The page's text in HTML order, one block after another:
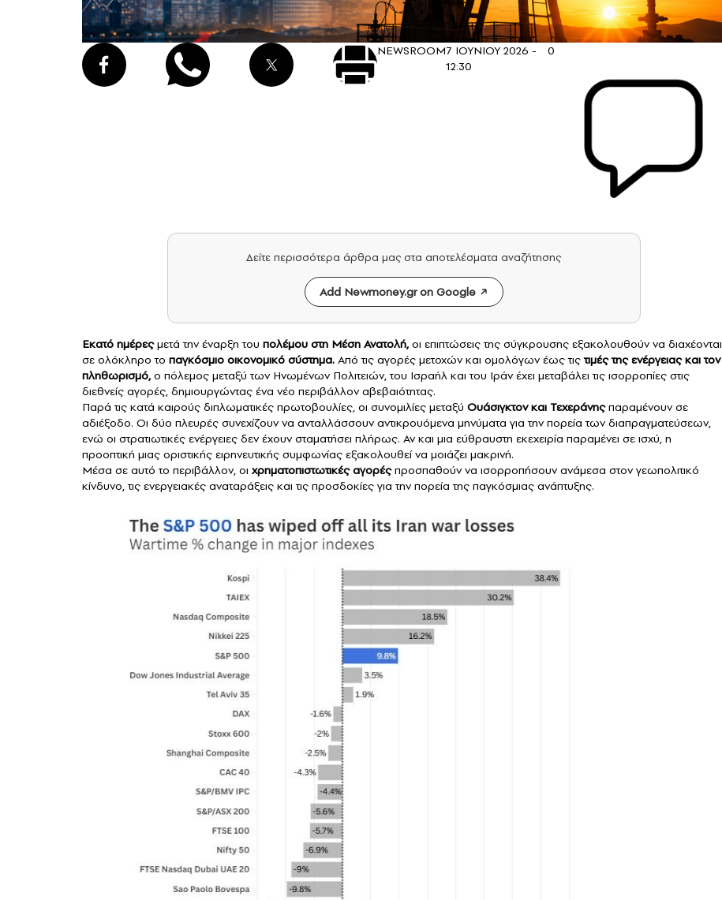
NEWSROOM7 ΙΟΥΝΙΟΥ 2026 -
12:30
0
Δείτε περισσότερα άρθρα μας στα αποτελέσματα αναζήτησης
Add Newmoney.gr on Google
Εκατό ημέρεςμετά την έναρξη του πολέμου στη Μέση Ανατολή,οι επιπτώσεις της σύγκρουσης εξακολουθούν να διαχέονται
σε ολόκληρο το παγκόσμιο οικονομικό σύστημα. Από τις αγορές μετοχών και ομολόγων έως τιςτιμές τηςενέργειαςκαι τον
πληθωρισμό,ο πόλεμος μεταξύ των Ηνωμένων Πολιτειών, του Ισραήλ και του Ιράν έχει μεταβάλει τις ισορροπίες στις
διεθνείς αγορές, δημιουργώντας ένα νέο περιβάλλον αβεβαιότητας.
Παρά τις κατά καιρούς διπλωματικές πρωτοβουλίες, οι συνομιλίες μεταξύ Ουάσιγκτον και Τεχεράνηςπαραμένουν σε
αδιέξοδο. Οι δύο πλευρές συνεχίζουν να ανταλλάσσουν αντικρουόμενα μηνύματα για την πορεία των διαπραγματεύσεων,
ενώ οι στρατιωτικές ενέργειες δεν έχουν σταματήσει πλήρως. Αν και μια εύθραυστη εκεχειρία παραμένει σε ισχύ, η
προοπτική μιας οριστικής ειρηνευτικής συμφωνίας εξακολουθεί να μοιάζει μακρινή.
Μέσα σε αυτό το περιβάλλον, οι χρηματοπιστωτικές αγορέςπροσπαθούν να ισορροπήσουν ανάμεσα στον γεωπολιτικό
κίνδυνο, τις ενεργειακές αναταράξεις και τις προσδοκίες για την πορεία της παγκόσμιας ανάπτυξης.